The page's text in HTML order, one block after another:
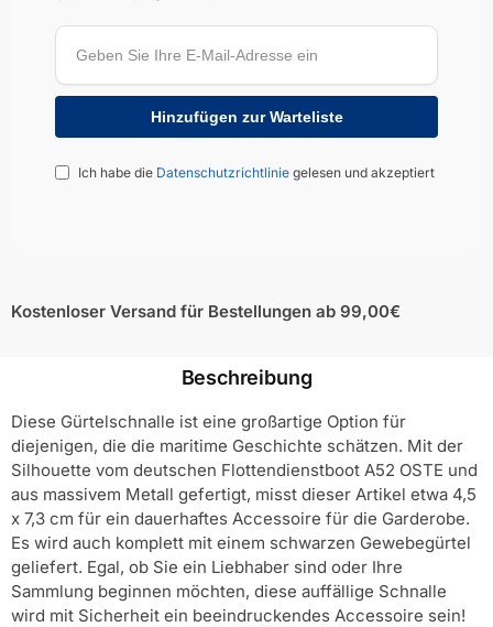
Ich habe die Datenschutzrichtlinie gelesen und akzeptiert
Kostenloser Versand für Bestellungen ab 99,00€
Beschreibung
Diese Gürtelschnalle ist eine großartige Option für
diejenigen, die die maritime Geschichte schätzen. Mit der
Silhouette vom deutschen Flottendienstboot A52 OSTE und
aus massivem Metall gefertigt, misst dieser Artikel etwa 4,5
x 7,3 cm für ein dauerhaftes Accessoire für die Garderobe.
Es wird auch komplett mit einem schwarzen Gewebegürtel
geliefert. Egal, ob Sie ein Liebhaber sind oder Ihre
Sammlung beginnen möchten, diese auffällige Schnalle
wird mit Sicherheit ein beeindruckendes Accessoire sein!